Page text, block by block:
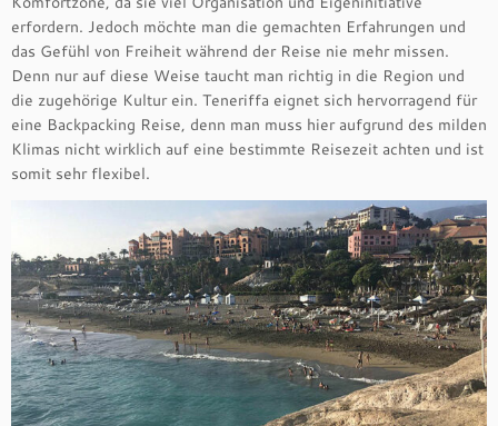
erfordern. Jedoch möchte man die gemachten Erfahrungen und
das Gefühl von Freiheit während der Reise nie mehr missen.
Denn nur auf diese Weise taucht man richtig in die Region und
die zugehörige Kultur ein. Teneriffa eignet sich hervorragend für
eine Backpacking Reise, denn man muss hier aufgrund des milden
Klimas nicht wirklich auf eine bestimmte Reisezeit achten und ist
somit sehr flexibel.